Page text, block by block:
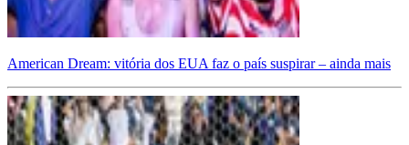
American Dream: vitória dos EUA faz o país suspirar – ainda mais